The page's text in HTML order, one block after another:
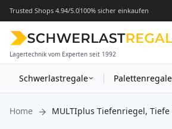
Trusted Shops 4.94/5.0100% sicher einkaufen
Lagertechnik vom Experten seit 1992
Schwerlastregale Palettenregale
Home MULTIplus Tiefenriegel,